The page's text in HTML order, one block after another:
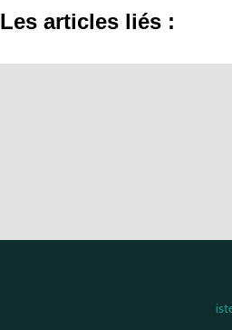
Les articles liés :